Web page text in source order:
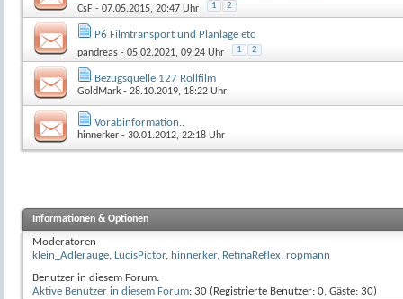
CsF - 07.05.2015, 20:47 Uhr 1 2
P6 Filmtransport und Planlage etc
pandreas - 05.02.2021, 09:24 Uhr 1 2
Bezugsquelle 127 Rollfilm
GoldMark - 28.10.2019, 18:22 Uhr
Vorabinformation..
hinnerker - 30.01.2012, 22:18 Uhr
Informationen & Optionen
Moderatoren
klein_Adlerauge, LucisPictor, hinnerker, RetinaReflex, ropmann
Benutzer in diesem Forum:
Aktive Benutzer in diesem Forum: 30 (Registrierte Benutzer: 0, Gäste: 30)